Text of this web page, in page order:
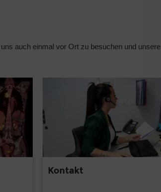
auch einmal vor Ort zu besuchen und unsere
Kontakt